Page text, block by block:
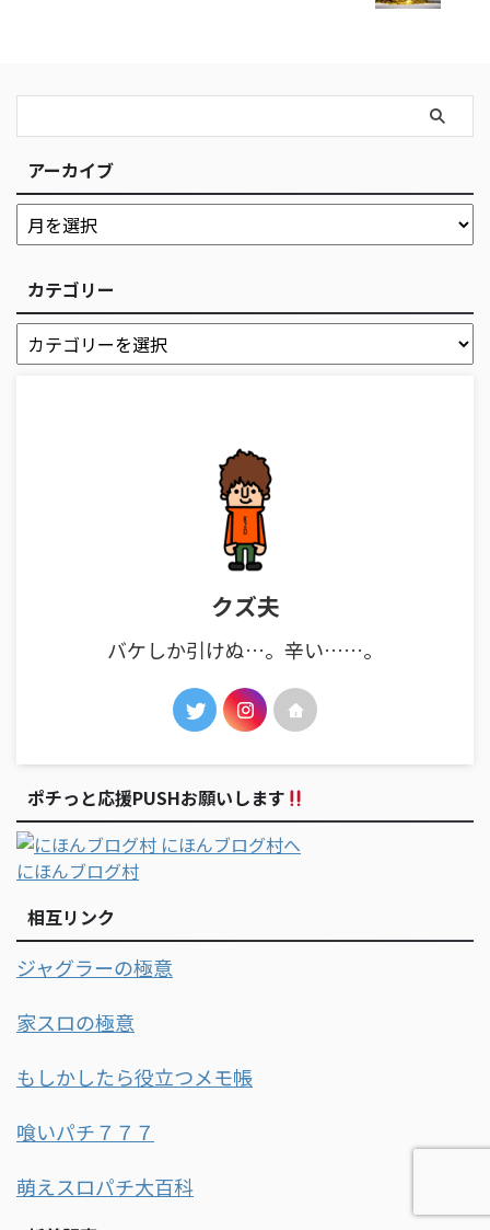
アーカイブ
カテゴリー
クズ夫
バケしか引けぬ…。辛い……。
ポチっと応援PUSHお願いします
にほんブログ村
相互リンク
ジャグラーの極意
家スロの極意
もしかしたら役立つメモ帳
喰いパチ７７７
萌えスロパチ大百科